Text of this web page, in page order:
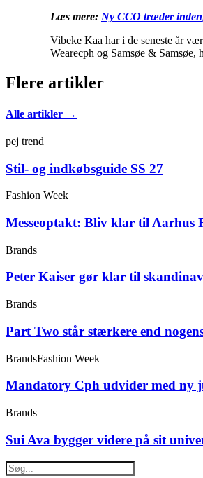
Læs mere: Ny CCO træder
Vibeke Kaa har i de seneste år
Wearecph og Samsøe & Samsøe,
Flere artikler
Alle artikler →
pej trend
Stil- og indkøbsguide SS 27
Fashion Week
Messeoptakt: Bliv klar til Aarhus
Brands
Peter Kaiser gør klar til
Brands
Part Two står stærkere end
BrandsFashion Week
Mandatory Cph udvider med ny
Brands
Sui Ava bygger videre på sit